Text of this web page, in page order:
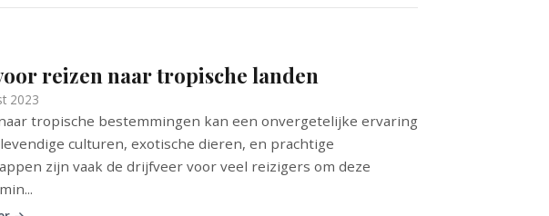
reizen naar tropische landen
2023
tropische bestemmingen kan een onvergetelijke ervaring
culturen, exotische dieren, en prachtige
zijn vaak de drijfveer voor veel reizigers om deze